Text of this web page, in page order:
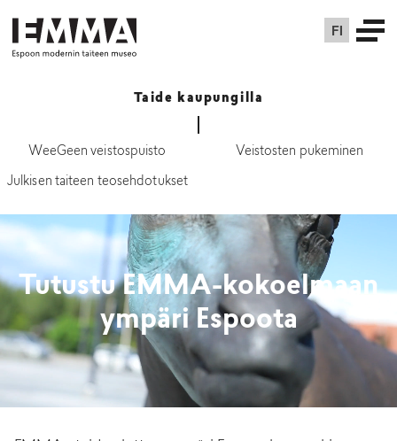
FI
Taide kaupungilla
WeeGeen veistospuisto Veistosten pukeminen
Julkisen taiteen teosehdotukset
Tutustu EMMA-kokoelmaan
ympäri Espoota